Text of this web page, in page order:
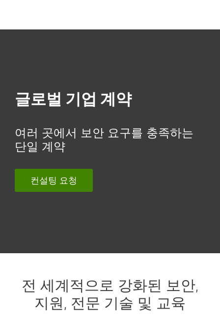
글로벌 기업 계약
여러 곳에서 보안 요구를 충족하는
단일 계약
컨설팅 요청
전 세계적으로 강화된 보안,
지원, 전문 기술 및 교육